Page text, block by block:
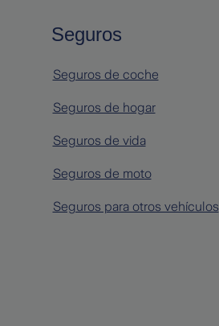
Seguros
Seguros de coche
Seguros de hogar
Seguros de vida
Seguros de moto
Seguros para otros vehículos